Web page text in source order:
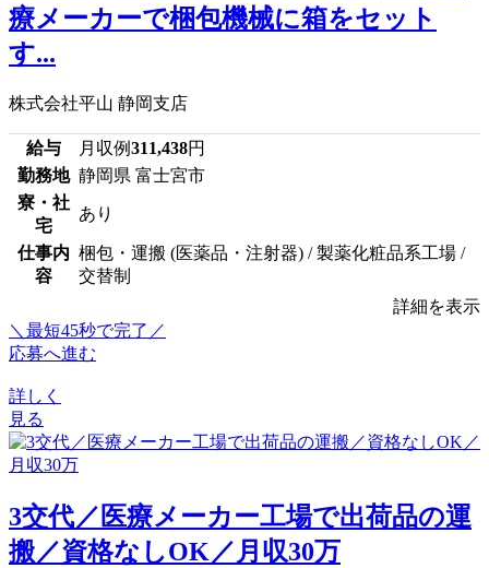
療メーカーで梱包機械に箱をセット
す...
株式会社平山 静岡支店
給与 月収例311,438円
勤務地 静岡県 富士宮市
寮・社
宅
あり
仕事内
容
梱包・運搬 (医薬品・注射器) / 製薬化粧品系工場 /
交替制
詳細を表示
＼最短45秒で完了／
応募へ進む
詳しく
見る
3交代／医療メーカー工場で出荷品の運
搬／資格なしOK／月収30万